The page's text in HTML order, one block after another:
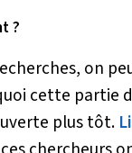
?
on
cette partie
plus tôt.